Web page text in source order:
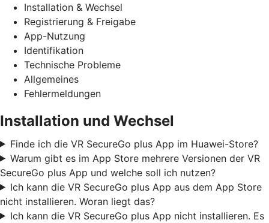
Installation & Wechsel
Registrierung & Freigabe
App-Nutzung
Identifikation
Technische Probleme
Allgemeines
Fehlermeldungen
Installation und Wechsel
Finde ich die VR SecureGo plus App im Huawei-Store?
Warum gibt es im App Store mehrere Versionen der VR
SecureGo plus App und welche soll ich nutzen?
Ich kann die VR SecureGo plus App aus dem App Store
nicht installieren. Woran liegt das?
Ich kann die VR SecureGo plus App nicht installieren. Es